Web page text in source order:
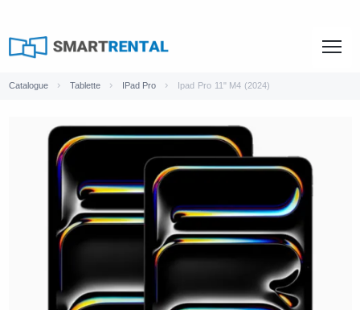
Catalogue Tablette IPad Pro Ipad Pro 11" M4 (2024)